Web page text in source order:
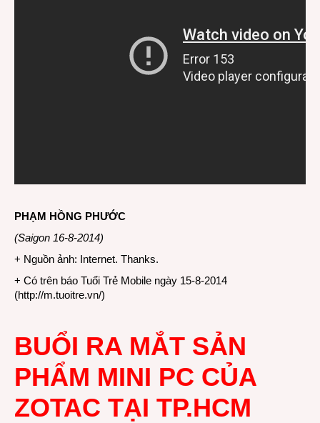
PHẠM HỒNG PHƯỚC
(Saigon 16-8-2014)
+ Nguồn ảnh: Internet. Thanks.
+ Có trên báo Tuổi Trẻ Mobile ngày 15-8-2014
(http://m.tuoitre.vn/)
BUỔI RA MẮT SẢN
PHẨM MINI PC CỦA
ZOTAC TẠI TP.HCM